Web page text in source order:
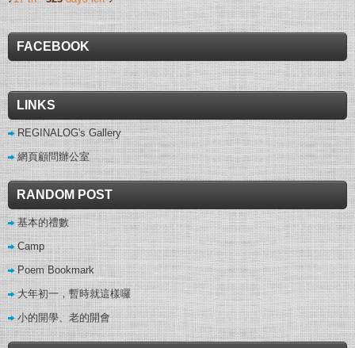
FACEBOOK
LINKS
REGINALOG's Gallery
網頁顧問辦公室
RANDOM POST
基本的禮數
Camp
Poem Bookmark
大年初一，暫時就這樣囉
小的開學、老的開會